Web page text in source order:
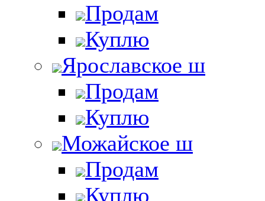
Продам
Куплю
Ярославское ш
Продам
Куплю
Можайское ш
Продам
Куплю